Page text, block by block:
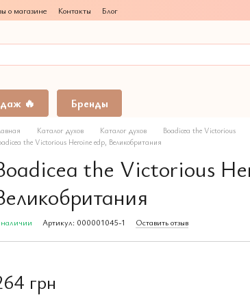
о магазине Контакты Блог
🔥 Бренды
Каталог духов Каталог духов Boadicea the Victorious
the Victorious Heroine edp, Великобритания
the Victorious
Артикул: 000001045-1 Оставить отзыв
грн